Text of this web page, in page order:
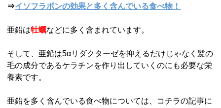
⇒イソフラボンの効果と多く含んでいる食べ物！
亜鉛は牡蠣などに多く含まれています。
そして、亜鉛は5αリダクターゼを抑えるだけじゃなく髪の
毛の成分であるケラチンを作り出していくのにも必要な栄
養素です。
亜鉛を多く含んでいる食べ物については、コチラの記事に